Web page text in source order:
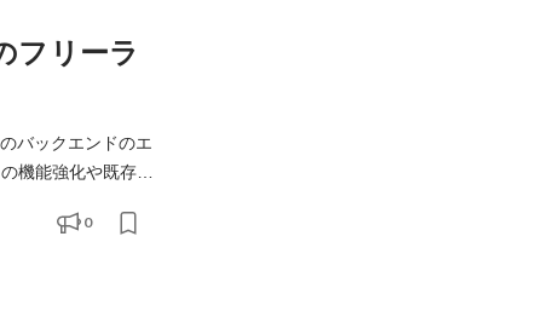
フリーラ
バックエンドのエ
機能強化や既存機
0